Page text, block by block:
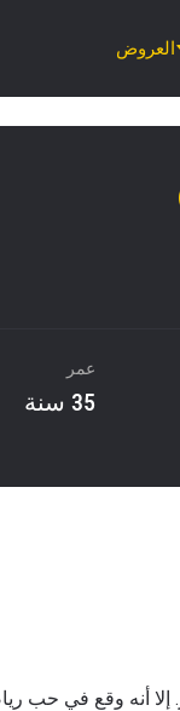
العروض
عمر
35 سنة
إلا أنه وقع في حب